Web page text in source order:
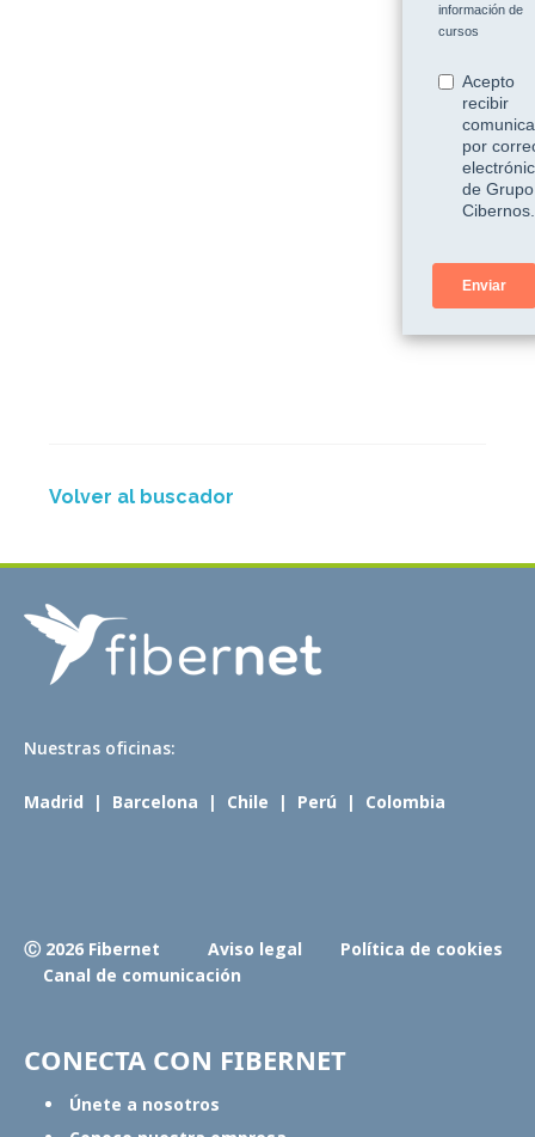
Volver al buscador
Nuestras oficinas:
Madrid | Barcelona | Chile | Perú | Colombia
Ⓒ 2026 Fibernet Aviso legal
Política de cookies
Canal de comunicación
CONECTA CON FIBERNET
Únete a nosotros